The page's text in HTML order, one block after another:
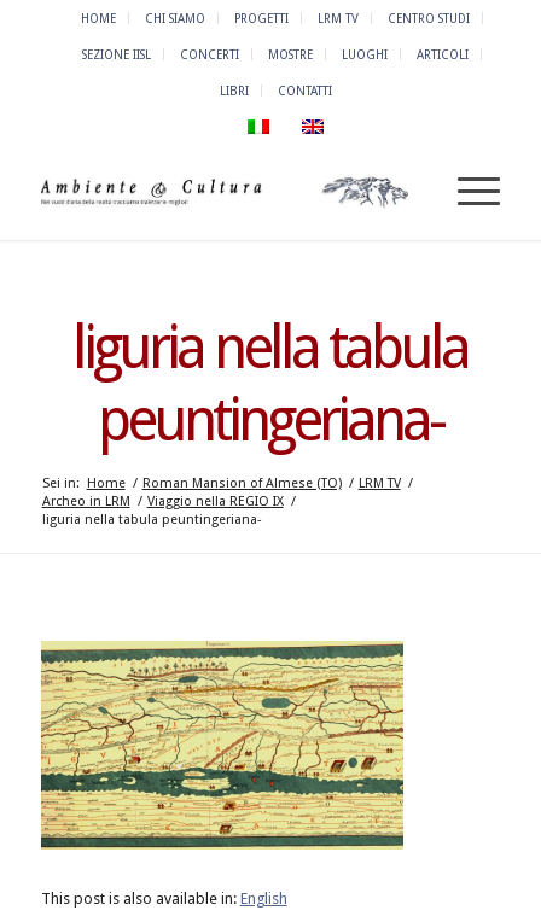
HOME CHI SIAMO PROGETTI LRM TV CENTRO STUDI
SEZIONE IISL CONCERTI MOSTRE LUOGHI ARTICOLI
LIBRI CONTATTI
liguria nella tabula
peuntingeriana-
Sei in: Home / Roman Mansion of Almese (TO) / LRM TV /
Archeo in LRM
/ Viaggio nella REGIO IX /
liguria nella tabula peuntingeriana-
This post is also available in: English